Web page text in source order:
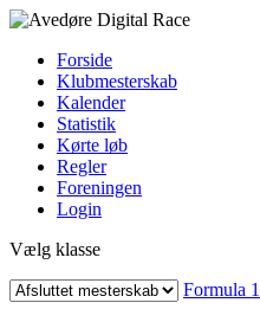
Forside
Klubmesterskab
Kalender
Statistik
Kørte løb
Regler
Foreningen
Login
Vælg klasse
Formula 1